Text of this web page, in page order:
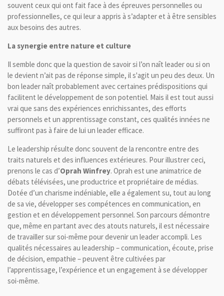
souvent ceux qui ont fait face à des épreuves personnelles ou
professionnelles, ce qui leur a appris à s’adapter et à être sensibles
aux besoins des autres.
La synergie entre nature et culture
Il semble donc que la question de savoir si l’on naît leader ou si on
le devient n’ait pas de réponse simple, il s'agit un peu des deux. Un
bon leader naît probablement avec certaines prédispositions qui
facilitent le développement de son potentiel. Mais il est tout aussi
vrai que sans des expériences enrichissantes, des efforts
personnels et un apprentissage constant, ces qualités innées ne
suffiront pas à faire de lui un leader efficace.
Le leadership résulte donc souvent de la rencontre entre des
traits naturels et des influences extérieures. Pour illustrer ceci,
prenons le cas d’Oprah Winfrey. Oprah est une animatrice de
débats télévisées, une productrice et propriétaire de médias.
Dotée d’un charisme indéniable, elle a également su, tout au long
de sa vie, développer ses compétences en communication, en
gestion et en développement personnel. Son parcours démontre
que, même en partant avec des atouts naturels, il est nécessaire
de travailler sur soi-même pour devenir un leader accompli. Les
qualités nécessaires au leadership – communication, écoute, prise
de décision, empathie – peuvent être cultivées par
l’apprentissage, l’expérience et un engagement à se développer
soi-même.